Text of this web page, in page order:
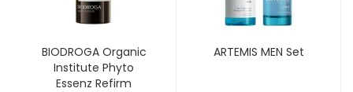
BIODROGA Organic
Institute Phyto
Essenz Refirm
ARTEMIS MEN Set